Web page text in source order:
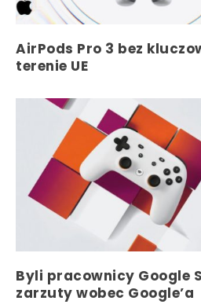
AirPods Pro 3 bez
terenie UE
Byli pracownicy Google
zarzuty wobec Google’a